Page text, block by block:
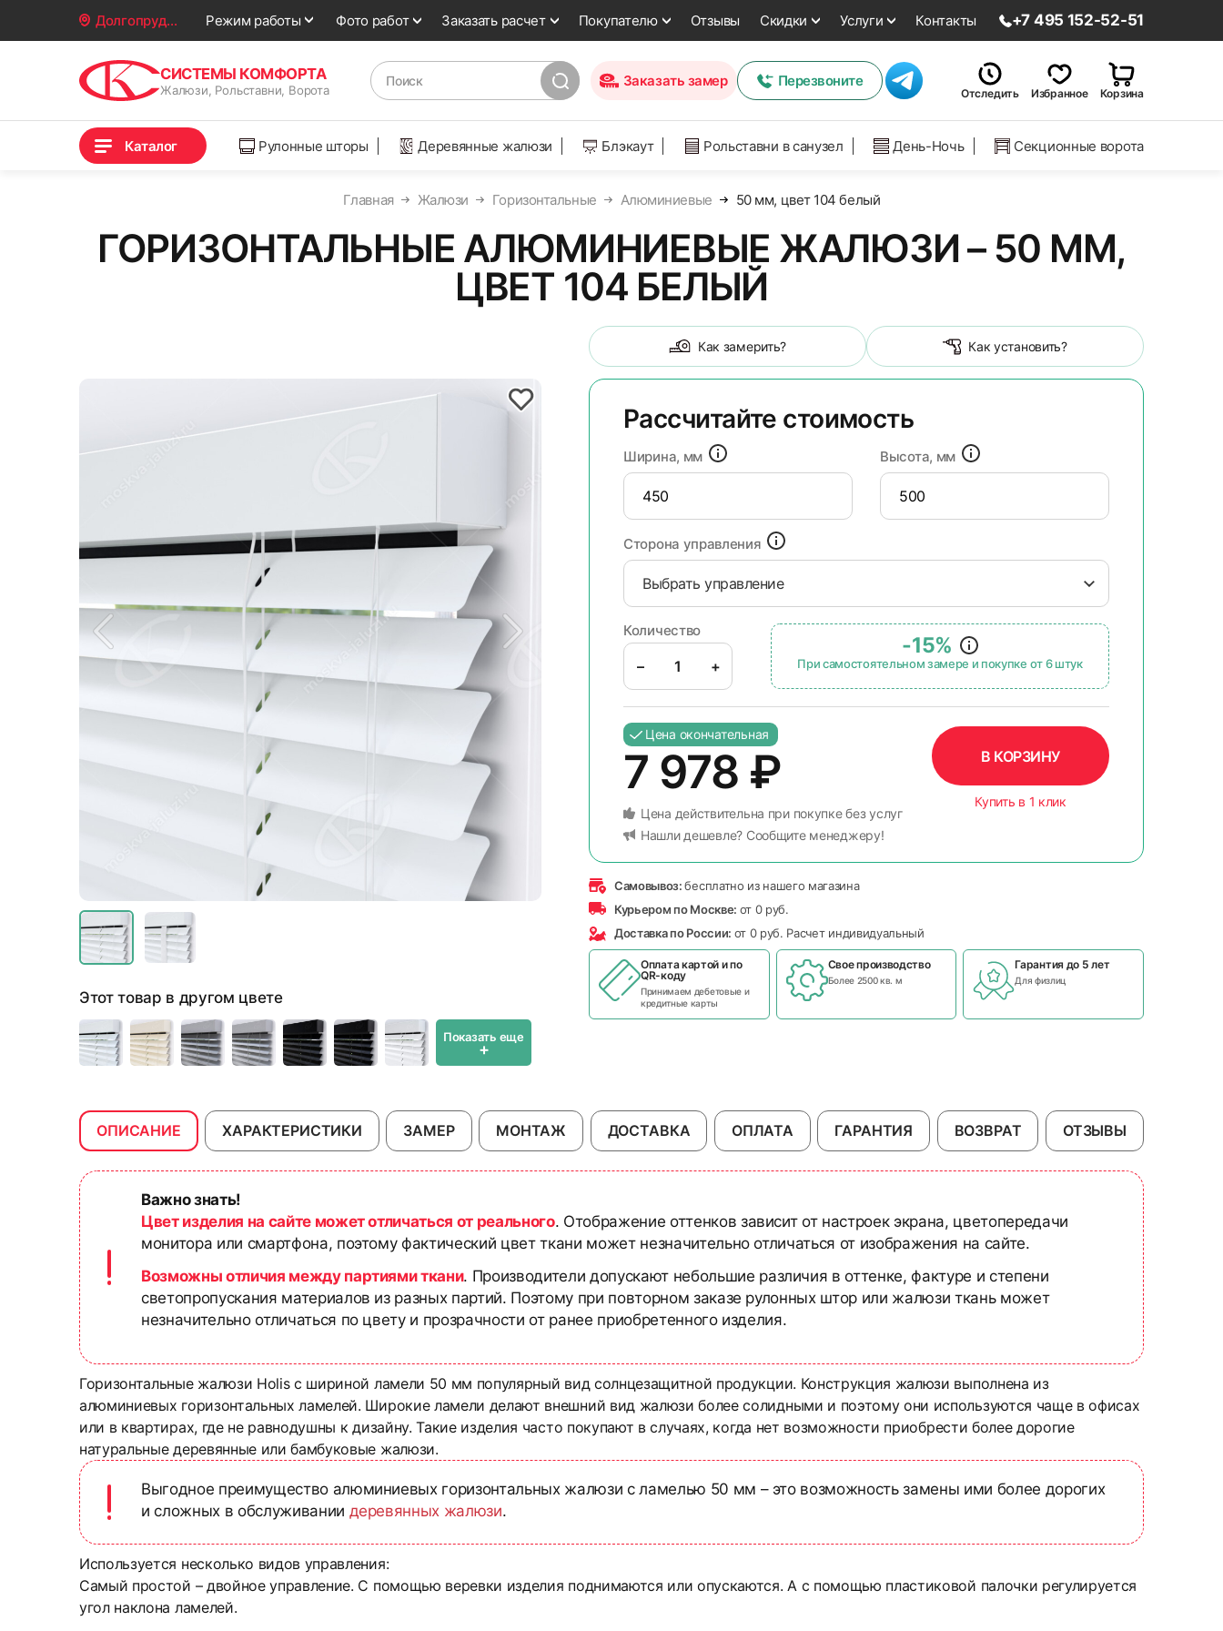
Долгопрудный Режим работы Фото работ Заказать расчет Покупателю Отзывы Скидки Услуги Контакты +7 495 152-52-51
СИСТЕМЫ КОМФОРТА
Жалюзи, Рольставни, Ворота
Заказать замер Перезвоните
Отследить Избранное Корзина
Каталог Рулонные шторы Деревянные жалюзи Блэкаут Рольставни в санузел День-Ночь Секционные ворота
Главная Жалюзи Горизонтальные Алюминиевые 50 мм, цвет 104 белый
ГОРИЗОНТАЛЬНЫЕ АЛЮМИНИЕВЫЕ ЖАЛЮЗИ – 50 ММ,
ЦВЕТ 104 БЕЛЫЙ
Как замерить? Как установить?
Этот товар в другом цвете
Показать еще
+
Рассчитайте стоимость
Ширина, мм Высота, мм
Сторона управления
Выбрать управление
Количество
– +
-15%
При самостоятельном замере и покупке от 6 штук
Цена окончательная
7 978 ₽
Цена действительна при покупке без услуг
Нашли дешевле? Сообщите менеджеру!
В КОРЗИНУ
Купить в 1 клик
Самовывоз:бесплатно из нашего магазина
Курьером по Москве: от 0 руб.
Доставка по России: от 0 руб. Расчет индивидуальный
Оплата картой и по
QR-коду
Принимаем дебетовые и
кредитные карты
Свое производство
Более 2500 кв. м
Гарантия до 5 лет
Для физлиц
ОПИСАНИЕ ХАРАКТЕРИСТИКИ ЗАМЕР МОНТАЖ ДОСТАВКА ОПЛАТА ГАРАНТИЯ ВОЗВРАТ ОТЗЫВЫ
Важно знать!
Цвет изделия на сайте может отличаться от реального. Отображение оттенков зависит от настроек экрана, цветопередачи
монитора или смартфона, поэтому фактический цвет ткани может незначительно отличаться от изображения на сайте.
Возможны отличия между партиями ткани. Производители допускают небольшие различия в оттенке, фактуре и степени
светопропускания материалов из разных партий. Поэтому при повторном заказе рулонных штор или жалюзи ткань может
незначительно отличаться по цвету и прозрачности от ранее приобретенного изделия.
Горизонтальные жалюзи Holis с шириной ламели 50 мм популярный вид солнцезащитной продукции. Конструкция жалюзи выполнена из
алюминиевых горизонтальных ламелей. Широкие ламели делают внешний вид жалюзи более солидными и поэтому они используются чаще в офисах
или в квартирах, где не равнодушны к дизайну. Такие изделия часто покупают в случаях, когда нет возможности приобрести более дорогие
натуральные деревянные или бамбуковые жалюзи.
Выгодное преимущество алюминиевых горизонтальных жалюзи с ламелью 50 мм – это возможность замены ими более дорогих
и сложных в обслуживании деревянных жалюзи.
Используется несколько видов управления:
Самый простой – двойное управление. С помощью веревки изделия поднимаются или опускаются. А с помощью пластиковой палочки регулируется
угол наклона ламелей.